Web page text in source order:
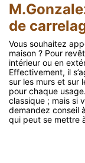
de
Vous souhaitez
maison ? Pour
intérieur ou en
Effectivement, il
sur les murs et sur
pour chaque
classique ; mais si
demandez conseil
qui peut se mettre